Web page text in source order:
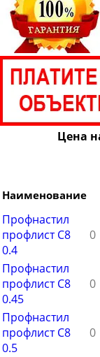
Цена
Наименование
Профнастил
профлист С8
0.4
Профнастил
профлист С8
0.45
Профнастил
профлист С8
0.5